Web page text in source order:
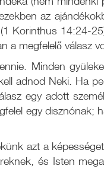
az
Korinthus 14:24-
a megfelelő válasz
Minden
adnod Neki. Ha
egy adott
egy disznónak;
azt a
és Isten